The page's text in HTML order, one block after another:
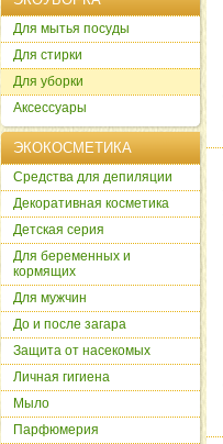
Для мытья посуды
Для стирки
Для уборки
Аксессуары
ЭКОКОСМЕТИКА
Cредства для депиляции
Декоративная косметика
Детская серия
Для беременных и
кормящих
Для мужчин
До и после загара
Защита от насекомых
Личная гигиена
Мыло
Парфюмерия